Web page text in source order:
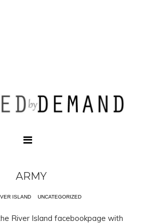
ARMY
ISLAND UNCATEGORIZED
River Island facebookpage with